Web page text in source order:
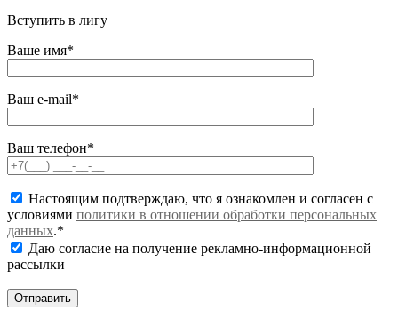
Вступить в лигу
Ваше имя*
Ваш e-mail*
Ваш телефон*
Настоящим подтверждаю, что я ознакомлен и согласен с
условиями политики в отношении обработки персональных
данных.*
Даю согласие на получение рекламно-информационной
рассылки